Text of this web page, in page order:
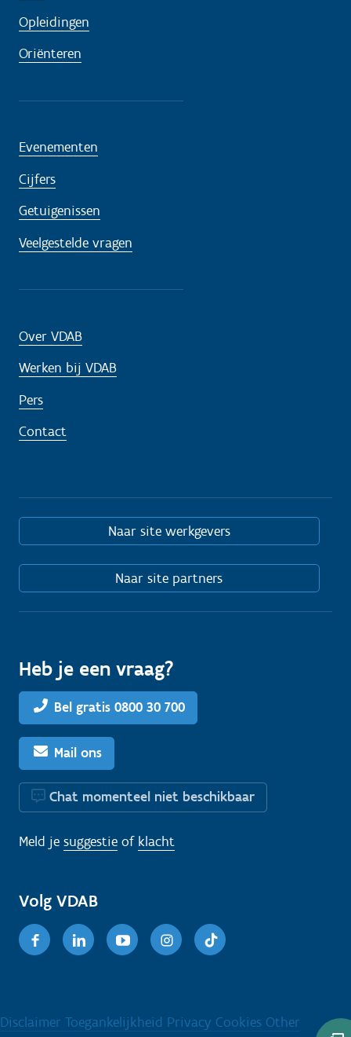
Opleidingen
Oriënteren
Evenementen
Cijfers
Getuigenissen
Veelgestelde vragen
Over VDAB
Werken bij VDAB
Pers
Contact
Naar site werkgevers
Naar site partners
Heb je een vraag?
Bel gratis 0800 30 700
Mail ons
Chat momenteel niet beschikbaar
Meld je suggestie of klacht
Volg VDAB
FacebookLinkedinYoutubeInstagram
Disclaimer Toegankelijkheid Privacy Cookies Other